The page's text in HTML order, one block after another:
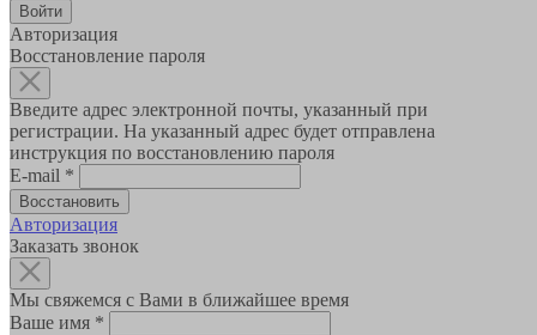
Авторизация
Восстановление пароля
Введите адрес электронной почты, указанный при
регистрации. На указанный адрес будет отправлена
инструкция по восстановлению пароля
E-mail *
Авторизация
Заказать звонок
Мы свяжемся с Вами в ближайшее время
Ваше имя *